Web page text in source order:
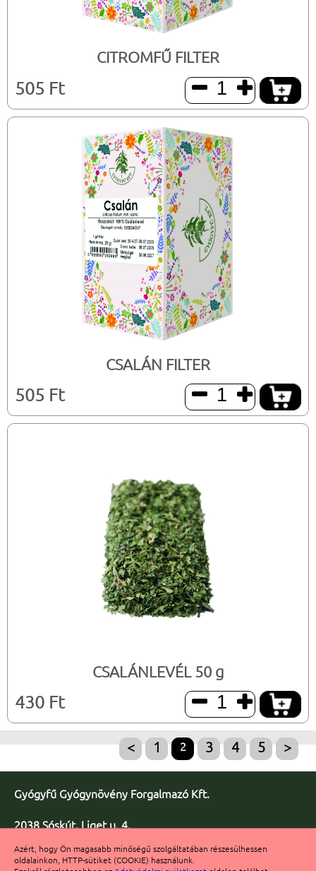
Azért, hogy Ön magasabb minőségű szolgáltatában részesülhessen
oldalainkon, HTTP-sütiket (COOKIE) használunk.
CITROMFŰ FILTER
505 Ft  
CSALÁN FILTER
505 Ft  
CSALÁNLEVÉL 50 g
430 Ft  
< 1 2 3 4 5 >
Gyógyfű Gyógynövény Forgalmazó Kft.
2038 Sóskút, Liget u. 4.
Fax: +36 23 347-091